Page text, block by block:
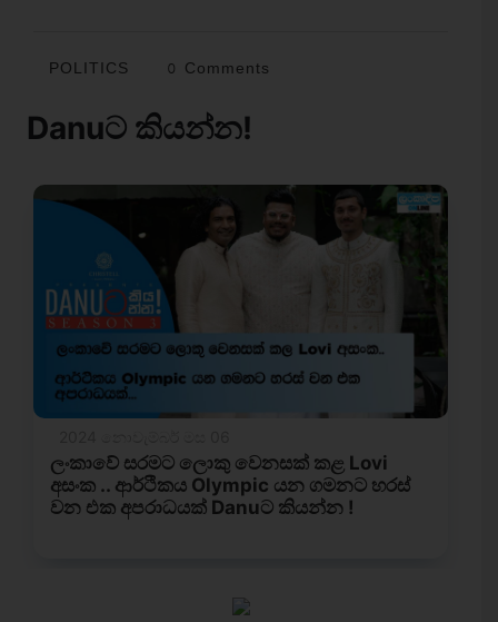
POLITICS 0 Comments